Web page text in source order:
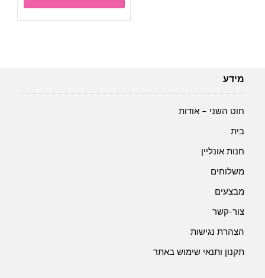
מידע
חוט השני – אודות
בית
חנות אונליין
משלוחים
מבצעים
צור-קשר
הצהרת נגישות
תקנון ותנאי שימוש באתר